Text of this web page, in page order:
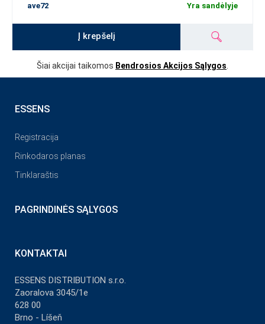
ave72 Yra sandėlyje
Į krepšelį
Šiai akcijai taikomos Bendrosios Akcijos Sąlygos.
ESSENS
Registracija
Rinkodaros planas
Tinklaraštis
PAGRINDINĖS SĄLYGOS
KONTAKTAI
ESSENS DISTRIBUTION s.r.o.
Zaoralova 3045/1e
628 00
Brno - Líšeň